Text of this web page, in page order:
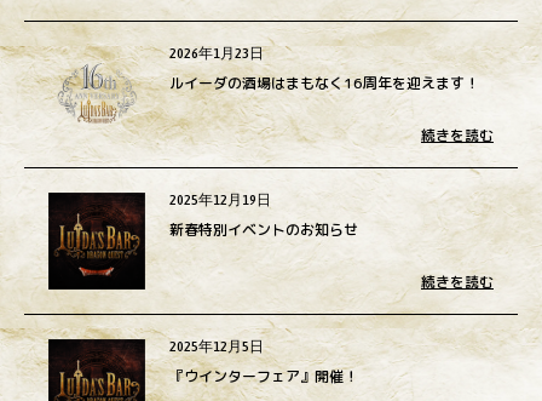
2026年1月23日
ルイーダの酒場はまもなく16周年を迎えます！
続きを読む
2025年12月19日
新春特別イベントのお知らせ
続きを読む
2025年12月5日
『ウインターフェア』開催！